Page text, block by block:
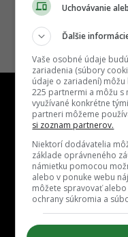
Kontakt Inzercia
Uchovávanie
Ďalšie
Vaše osobné údaje
zariadenia (súbory
údaje o zariadení)
225 partnermi a môžu
využívané konkrétne
partneri môžeme
si zoznam partnerov.
Niektorí dodávatelia
základe oprávneného
námietku pomocou
alebo v ponuke webu
môžete spravovať
ochrany súkromia a